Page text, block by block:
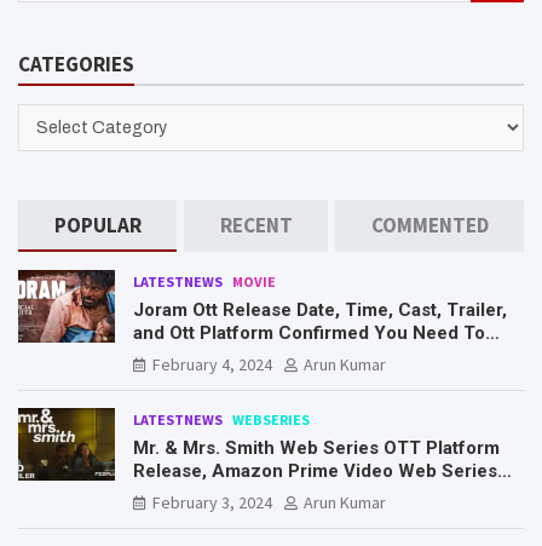
c
CATEGORIES
POPULAR RECENT COMMENTED
LATESTNEWS MOVIE
Joram Ott Release Date, Time, Cast, Trailer,
and Ott Platform Confirmed You Need To
Know Here
February 4, 2024 Arun Kumar
LATESTNEWS WEBSERIES
Mr. & Mrs. Smith Web Series OTT Platform
Release, Amazon Prime Video Web Series
Mr. & Mrs. Smith
February 3, 2024 Arun Kumar